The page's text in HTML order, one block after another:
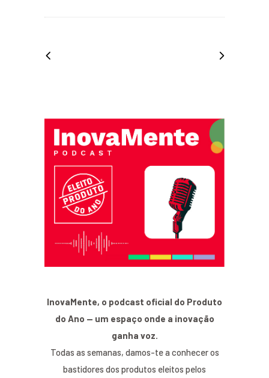
InovaMente, o podcast oficial do Produto
do Ano — um espaço onde a inovação
ganha voz.
Todas as semanas, damos-te a conhecer os
bastidores dos produtos eleitos pelos